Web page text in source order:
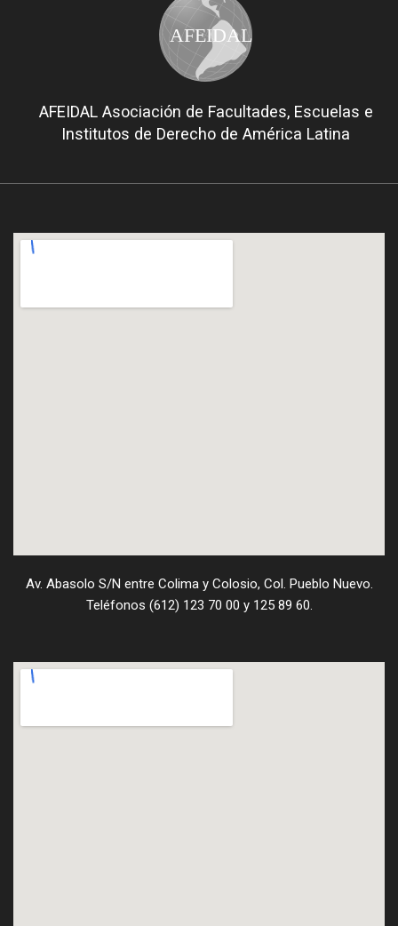
AFEIDAL
AFEIDAL Asociación de Facultades, Escuelas e
Institutos de Derecho de América Latina
Av. Abasolo S/N entre Colima y Colosio, Col. Pueblo Nuevo.
Teléfonos (612) 123 70 00 y 125 89 60.